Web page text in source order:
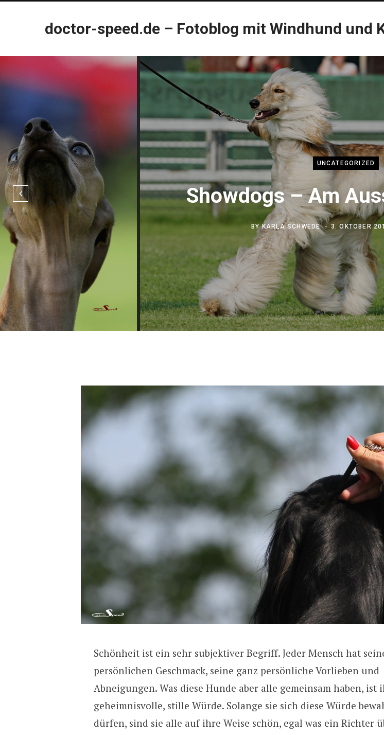
doctor-speed.de – Fotoblog mit Windhund und
UNCATEGORIZED
Showdogs – Am
BYKARLA SCHWEDE 3. OKTOBER
Schönheit ist ein sehr subjektiver Begriff. Jeder Mensch hat
persönlichen Geschmack, seine ganz persönliche Vorlieben und
Abneigungen. Was diese Hunde aber alle gemeinsam haben, ist
geheimnisvolle, stille Würde. Solange sie sich diese Würde
dürfen, sind sie alle auf ihre Weise schön, egal was ein Richter